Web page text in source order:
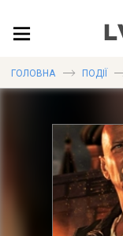
ПУБЛІКАЦІЇ
ГОЛОВНА ПОДІЇ